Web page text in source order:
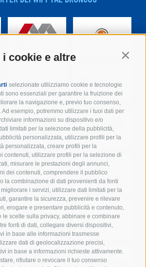
cookie e altre
selezionate utilizziamo cookie e tecnologie
sono essenziali per garantire la fruizione dei
la navigazione e, previo tuo consenso,
esempio, potremmo utilizzare i tuoi dati per
informazioni su dispositivo e/o
limitati per la selezione della pubblicità,
personalizzata, utilizzare profili per la
personalizzata, creare profili per la
contenuti, utilizzare profili per la selezione di
misurare le prestazioni degli annunci,
dei contenuti, comprendere il pubblico
la combinazione di dati provenienti da fonti
i servizi, utilizzare dati limitati per la
garantire la sicurezza, prevenire e rilevare
erogare e presentare pubblicità e contenuto,
le scelte sulla privacy, abbinare e combinare
fonti di dati, collegare diversi dispositivi,
in base alle informazioni trasmesse
dati di geolocalizzazione precisi,
in base a informazioni richieste attivamente.
rifiutare o revocare il tuo consenso